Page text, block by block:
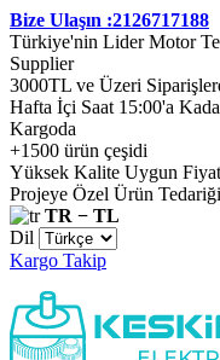
Bize Ulaşın :2126717188
Türkiye'nin Lider Motor
Supplier
3000TL ve Üzeri
Hafta İçi Saat 15:00'a
Kargoda
+1500 ürün çeşidi
Yüksek Kalite Uygun Fiyat
Projeye Özel Ürün Tedariği
TR − TL
Dil
Kargo Takip